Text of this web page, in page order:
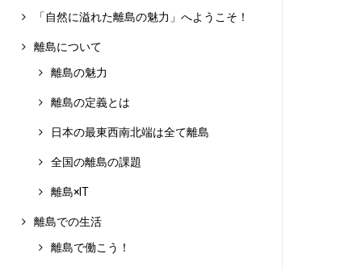
「自然に溢れた離島の魅力」へようこそ！
離島について
離島の魅力
離島の定義とは
日本の最東西南北端は全て離島
全国の離島の課題
離島×IT
離島での生活
離島で働こう！